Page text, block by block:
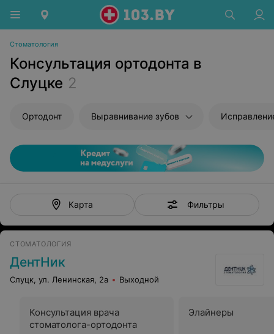
Стоматология
Консультация ортодонта в
Слуцке 2
Ортодонт Выравнивание зубов
Карта Фильтры
СТОМАТОЛОГИЯ
ДентНик
Слуцк, ул. Ленинская, 2а Выходной
Консультация врача
стоматолога-ортодонта
Элайнеры